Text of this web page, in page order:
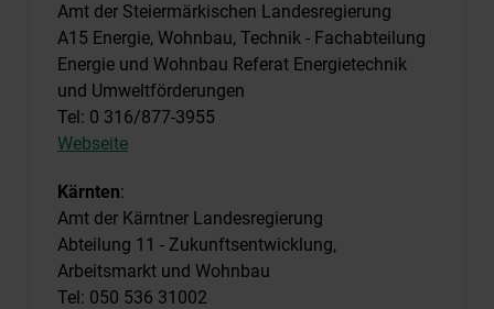
Amt der Steiermärkischen Landesregierung
A15 Energie, Wohnbau, Technik - Fachabteilung
Energie und Wohnbau Referat Energietechnik
und Umweltförderungen
Tel: 0 316/877-3955
Webseite
Kärnten:
Amt der Kärntner Landesregierung
Abteilung 11 - Zukunftsentwicklung,
Arbeitsmarkt und Wohnbau
Tel: 050 536 31002